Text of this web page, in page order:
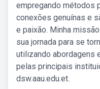
empregando métodos
conexões genuínas e
e paixão. Minha
sua jornada para se
utilizando abordagens
pelas principais
dsw.aau.edu.et.